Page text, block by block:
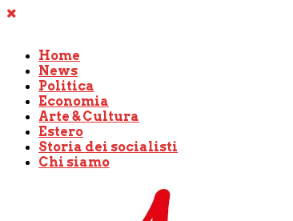
Home
News
Politica
Economia
Arte & Cultura
Estero
Storia dei socialisti
Chi siamo